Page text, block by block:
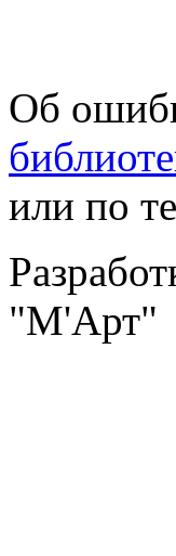
Об
или по
"М'Арт"